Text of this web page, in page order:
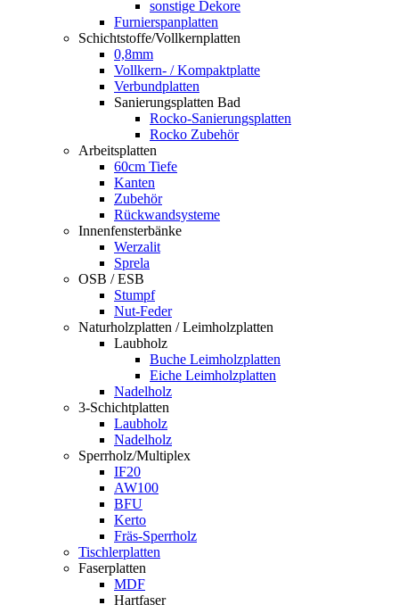
sonstige Dekore
Furnierspanplatten
Schichtstoffe/Vollkernplatten
0,8mm
Vollkern- / Kompaktplatte
Verbundplatten
Sanierungsplatten Bad
Rocko-Sanierungsplatten
Rocko Zubehör
Arbeitsplatten
60cm Tiefe
Kanten
Zubehör
Rückwandsysteme
Innenfensterbänke
Werzalit
Sprela
OSB / ESB
Stumpf
Nut-Feder
Naturholzplatten / Leimholzplatten
Laubholz
Buche Leimholzplatten
Eiche Leimholzplatten
Nadelholz
3-Schichtplatten
Laubholz
Nadelholz
Sperrholz/Multiplex
IF20
AW100
BFU
Kerto
Fräs-Sperrholz
Tischlerplatten
Faserplatten
MDF
Hartfaser